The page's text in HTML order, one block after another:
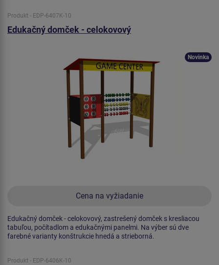
Produkt - EDP-6407K-10
Edukačný domček - celokovový
Cena na vyžiadanie
Novinka
Edukačný domček - celokovový, zastrešený domček s kresliacou
tabuľou, počítadlom a edukačnými panelmi. Na výber sú dve
farebné varianty konštrukcie hnedá a strieborná.
Produkt - EDP-6406K-10